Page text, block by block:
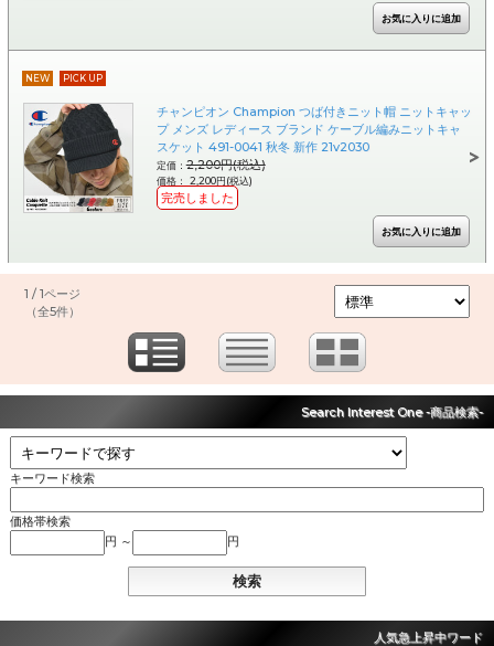
NEW PICK UP
チャンピオン Champion つば付きニット帽 ニットキャッ
プ メンズ レディース ブランド ケーブル編みニットキャ
スケット 491-0041 秋冬 新作 21v2030
定価：2,200円(税込)
価格： 2,200円(税込)
完売しました
1 / 1ページ
（全5件）
Search Interest One -商品検索-
キーワード検索
価格帯検索
円 ～
円
人気急上昇中ワード